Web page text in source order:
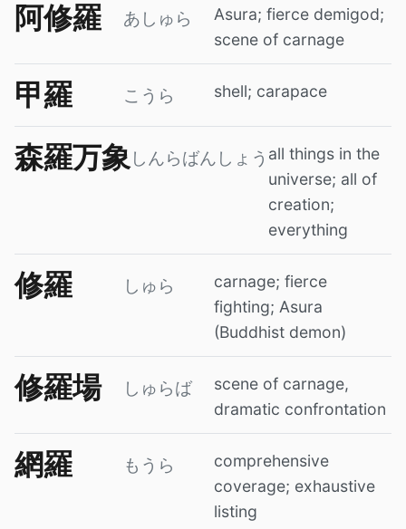
阿修羅 あしゅら
Asura; fierce demigod;
scene of carnage
甲羅 こうら shell; carapace
森羅万象しんらばんしょう all things in the
universe; all of
creation;
everything
修羅 しゅら
carnage; fierce
fighting; Asura
(Buddhist demon)
修羅場 しゅらば
scene of carnage,
dramatic confrontation
網羅 もうら
comprehensive
coverage; exhaustive
listing